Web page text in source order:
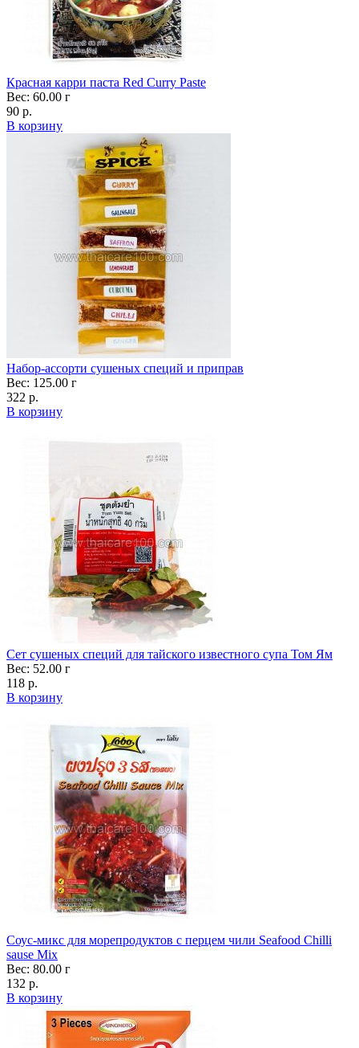
Красная карри паста Red Curry Paste
Вес: 60.00 г
90 р.
В корзину
Набор-ассорти сушеных специй и приправ
Вес: 125.00 г
322 р.
В корзину
Сет сушеных специй для тайского известного супа Том Ям
Вес: 52.00 г
118 р.
В корзину
Соус-микс для морепродуктов с перцем чили Seafood Chilli
sause Mix
Вес: 80.00 г
132 р.
В корзину